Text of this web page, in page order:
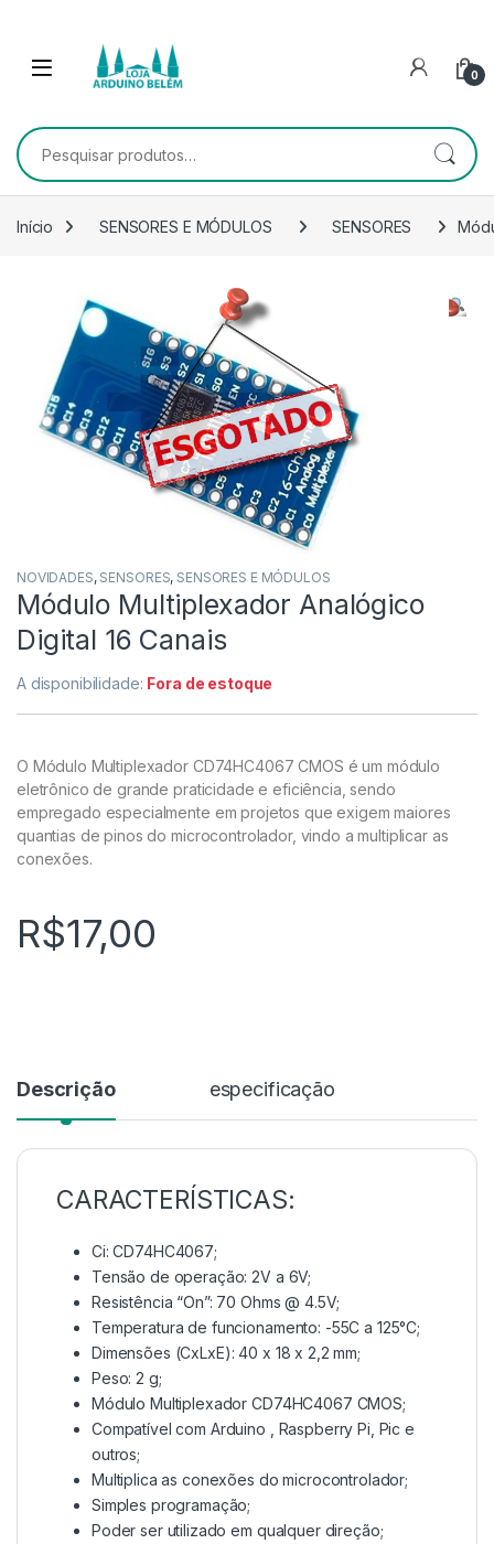
0
Pesquisar por:
Início SENSORES E MÓDULOS SENSORES
NOVIDADES, SENSORES, SENSORES E MÓDULOS
Módulo Multiplexador Analógico
Digital 16 Canais
A disponibilidade: Fora de estoque
O Módulo Multiplexador CD74HC4067 CMOS é um módulo
eletrônico de grande praticidade e eficiência, sendo
empregado especialmente em projetos que exigem maiores
quantias de pinos do microcontrolador, vindo a multiplicar as
conexões.
R$17,00
Descrição especificação
CARACTERÍSTICAS:
Ci: CD74HC4067;
Tensão de operação: 2V a 6V;
Resistência “On”: 70 Ohms @ 4.5V;
Temperatura de funcionamento: -55C a 125°C;
Dimensões (CxLxE): 40 x 18 x 2,2 mm;
Peso: 2 g;
Módulo Multiplexador CD74HC4067 CMOS;
Compatível com Arduino , Raspberry Pi, Pic e
outros;
Multiplica as conexões do microcontrolador;
Simples programação;
Poder ser utilizado em qualquer direção;